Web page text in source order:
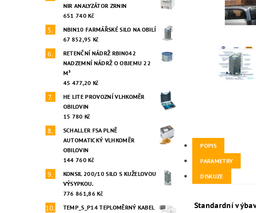
NIR ANALYZÁTOR ZRNIN
651 740 Kč
NBIN10 FARMÁŘSKÉ SILO NA OBILÍ
67 852,95 Kč
RETENČNÍ NÁDRŽ RBIN042
NADZEMNÍ NÁDRŽ O OBJEMU 22
M³
45 477,20 Kč
HE LITE PROVOZNÍ VLHKOMĚR
OBILOVIN
15 780 Kč
SCHALLER FSA PLNĚ
AUTOMATICKÝ VLHKOMĚR
OBILOVIN
144 760 Kč
KONSIL 200/10 SILO S KUŽELOVOU
VÝSYPKOU.
776 861,86 Kč
TEMP_S_P14 TEPLOMĚRNÝ KABEL
POPIS
PARAMETRY
DISKUZE
Standardní